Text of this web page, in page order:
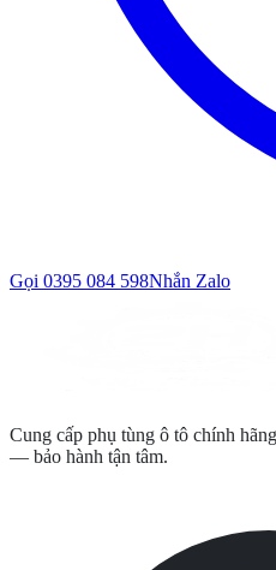
Gọi 0395 084 598Nhắn Zalo
Cung cấp phụ tùng ô tô chính
— bảo hành tận tâm.